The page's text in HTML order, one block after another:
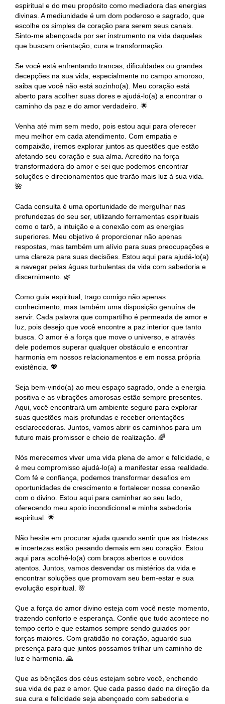
espiritual e do meu propósito como mediadora das energias
divinas. A mediunidade é um dom poderoso e sagrado, que
escolhe os simples de coração para serem seus canais.
Sinto-me abençoada por ser instrumento na vida daqueles
que buscam orientação, cura e transformação.
Se você está enfrentando trancas, dificuldades ou grandes
decepções na sua vida, especialmente no campo amoroso,
saiba que você não está sozinho(a). Meu coração está
aberto para acolher suas dores e ajudá-lo(a) a encontrar o
caminho da paz e do amor verdadeiro. 🌟
Venha até mim sem medo, pois estou aqui para oferecer
meu melhor em cada atendimento. Com empatia e
compaixão, iremos explorar juntos as questões que estão
afetando seu coração e sua alma. Acredito na força
transformadora do amor e sei que podemos encontrar
soluções e direcionamentos que trarão mais luz à sua vida.
🌺
Cada consulta é uma oportunidade de mergulhar nas
profundezas do seu ser, utilizando ferramentas espirituais
como o tarô, a intuição e a conexão com as energias
superiores. Meu objetivo é proporcionar não apenas
respostas, mas também um alívio para suas preocupações e
uma clareza para suas decisões. Estou aqui para ajudá-lo(a)
a navegar pelas águas turbulentas da vida com sabedoria e
discernimento. 🌿
Como guia espiritual, trago comigo não apenas
conhecimento, mas também uma disposição genuína de
servir. Cada palavra que compartilho é permeada de amor e
luz, pois desejo que você encontre a paz interior que tanto
busca. O amor é a força que move o universo, e através
dele podemos superar qualquer obstáculo e encontrar
harmonia em nossos relacionamentos e em nossa própria
existência. 💖
Seja bem-vindo(a) ao meu espaço sagrado, onde a energia
positiva e as vibrações amorosas estão sempre presentes.
Aqui, você encontrará um ambiente seguro para explorar
suas questões mais profundas e receber orientações
esclarecedoras. Juntos, vamos abrir os caminhos para um
futuro mais promissor e cheio de realização. 🌈
Nós merecemos viver uma vida plena de amor e felicidade, e
é meu compromisso ajudá-lo(a) a manifestar essa realidade.
Com fé e confiança, podemos transformar desafios em
oportunidades de crescimento e fortalecer nossa conexão
com o divino. Estou aqui para caminhar ao seu lado,
oferecendo meu apoio incondicional e minha sabedoria
espiritual. 🌟
Não hesite em procurar ajuda quando sentir que as tristezas
e incertezas estão pesando demais em seu coração. Estou
aqui para acolhê-lo(a) com braços abertos e ouvidos
atentos. Juntos, vamos desvendar os mistérios da vida e
encontrar soluções que promovam seu bem-estar e sua
evolução espiritual. 🌸
Que a força do amor divino esteja com você neste momento,
trazendo conforto e esperança. Confie que tudo acontece no
tempo certo e que estamos sempre sendo guiados por
forças maiores. Com gratidão no coração, aguardo sua
presença para que juntos possamos trilhar um caminho de
luz e harmonia. 🙏
Que as bênçãos dos céus estejam sobre você, enchendo
sua vida de paz e amor. Que cada passo dado na direção da
sua cura e felicidade seja abençoado com sabedoria e